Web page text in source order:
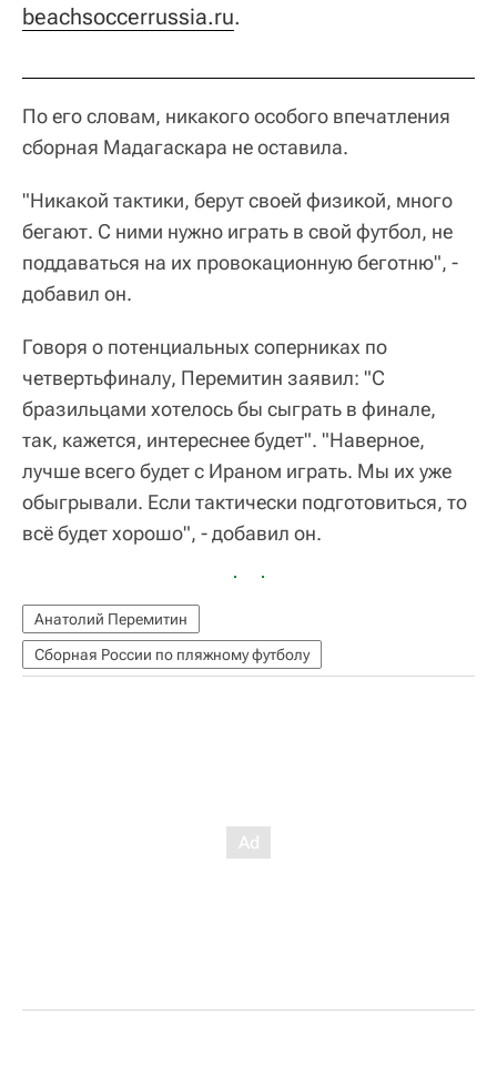
beachsoccerrussia.ru.
По его словам, никакого особого впечатления
сборная Мадагаскара не оставила.
"Никакой тактики, берут своей физикой, много
бегают. С ними нужно играть в свой футбол, не
поддаваться на их провокационную беготню", -
добавил он.
Говоря о потенциальных соперниках по
четвертьфиналу, Перемитин заявил: "С
бразильцами хотелось бы сыграть в финале,
так, кажется, интереснее будет". "Наверное,
лучше всего будет с Ираном играть. Мы их уже
обыгрывали. Если тактически подготовиться, то
всё будет хорошо", - добавил он.
Анатолий Перемитин
Сборная России по пляжному футболу